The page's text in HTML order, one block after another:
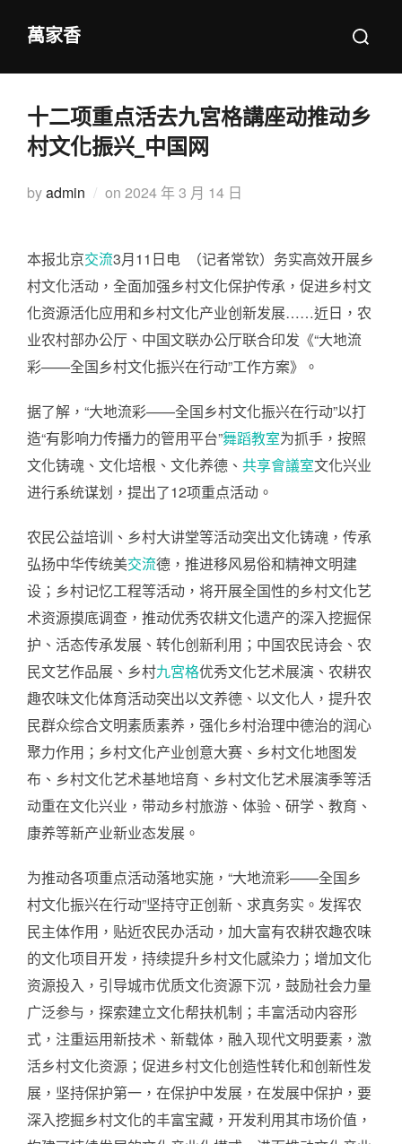
萬家香
Search
十二项重点活去九宮格講座动推动乡
村文化振兴_中国网
byadmin on Posted
2024 年 3 月 14 日
本报北京交流3月11日电 （记者常钦）务实高效开展乡
村文化活动，全面加强乡村文化保护传承，促进乡村文
化资源活化应用和乡村文化产业创新发展……近日，农
业农村部办公厅、中国文联办公厅联合印发《“大地流
彩——全国乡村文化振兴在行动”工作方案》。
据了解，“大地流彩——全国乡村文化振兴在行动”以打
造“有影响力传播力的管用平台”舞蹈教室为抓手，按照
文化铸魂、文化培根、文化养德、 共享會議室文化兴业
进行系统谋划，提出了12项重点活动。
农民公益培训、乡村大讲堂等活动突出文化铸魂，传承
弘扬中华传统美交流德，推进移风易俗和精神文明建
设；乡村记忆工程等活动，将开展全国性的乡村文化艺
术资源摸底调查，推动优秀农耕文化遗产的深入挖掘保
护、活态传承发展、转化创新利用；中国农民诗会、农
民文艺作品展、乡村九宮格优秀文化艺术展演、农耕农
趣农味文化体育活动突出以文养德、以文化人，提升农
民群众综合文明素质素养，强化乡村治理中德治的润心
聚力作用；乡村文化产业创意大赛、乡村文化地图发
布、乡村文化艺术基地培育、乡村文化艺术展演季等活
动重在文化兴业，带动乡村旅游、体验、研学、教育、
康养等新产业新业态发展。
为推动各项重点活动落地实施，“大地流彩——全国乡
村文化振兴在行动”坚持守正创新、求真务实。发挥农
民主体作用，贴近农民办活动，加大富有农耕农趣农味
的文化项目开发，持续提升乡村文化感染力；增加文化
资源投入，引导城市优质文化资源下沉，鼓励社会力量
广泛参与，探索建立文化帮扶机制；丰富活动内容形
式，注重运用新技术、新载体，融入现代文明要素，激
活乡村文化资源；促进乡村文化创造性转化和创新性发
展，坚持保护第一，在保护中发展，在发展中保护，要
深入挖掘乡村文化的丰富宝藏，开发利用其市场价值，